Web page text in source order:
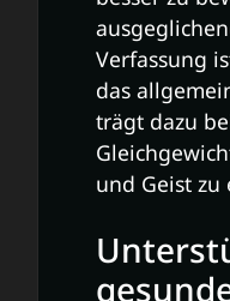
Verfassung
das
trägt dazu
und Geist zu